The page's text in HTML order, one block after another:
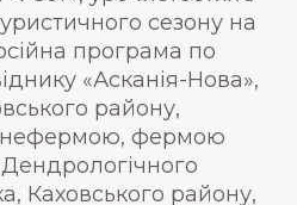
сезону на
програма по
«Асканія-Нова»,
району,
фермою
Каховського району,